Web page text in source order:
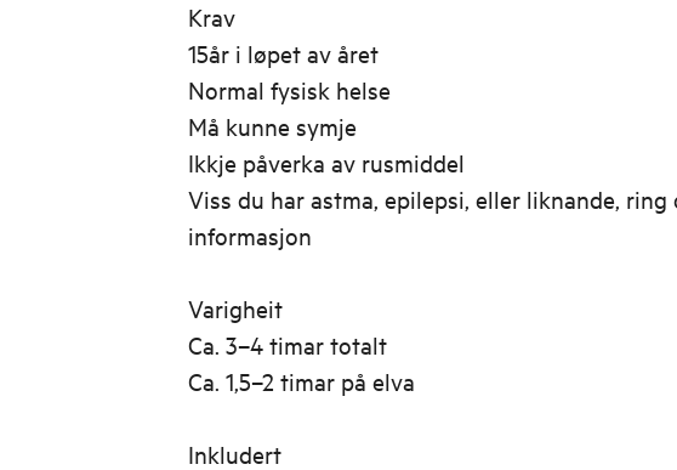
Krav
15år i løpet av året
Normal fysisk helse
Må kunne symje
Ikkje påverka av rusmiddel
Viss du har astma, epilepsi, eller liknande, ring
informasjon
Varigheit
Ca. 3–4 timar totalt
Ca. 1,5–2 timar på elva
Inkludert